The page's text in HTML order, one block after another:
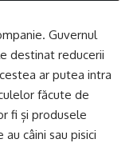
Guvernul
destinat reducerii
ar putea intra
făcute de
fi și produsele
câini sau pisici